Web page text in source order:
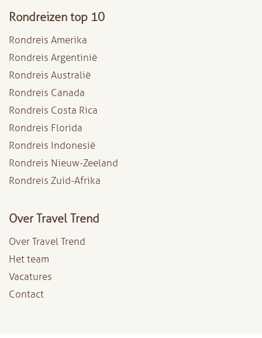
Rondreizen top 10
Rondreis Amerika
Rondreis Argentinië
Rondreis Australië
Rondreis Canada
Rondreis Costa Rica
Rondreis Florida
Rondreis Indonesië
Rondreis Nieuw-Zeeland
Rondreis Zuid-Afrika
Over Travel Trend
Over Travel Trend
Het team
Vacatures
Contact